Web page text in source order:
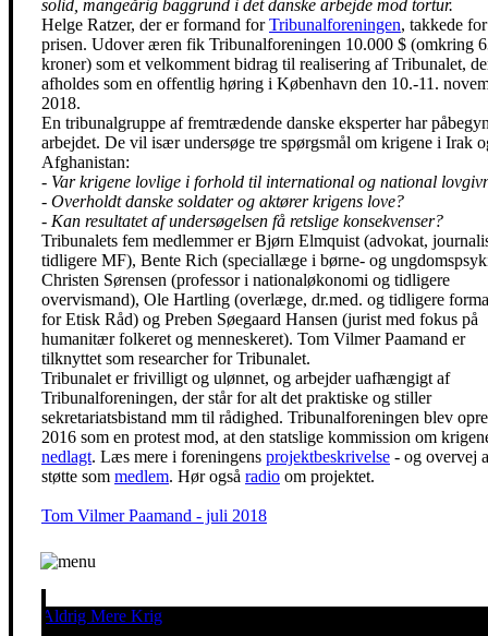
solid, mangeårig baggrund i det danske arbejde mod tortur.
Helge Ratzer, der er formand forTribunalforeningen, takkede for
prisen. Udover æren fik Tribunalforeningen 10.000 $ (omkring
kroner) som et velkomment bidrag til realisering af Tribunalet,
afholdes som en offentlig høring i København den 10.-11.
2018.
En tribunalgruppe af fremtrædende danske eksperter har
arbejdet. De vil især undersøge tre spørgsmål om krigene i Irak
Afghanistan:
- Var krigene lovlige i forhold til international og national
- Overholdt danske soldater og aktører krigens love?
- Kan resultatet af undersøgelsen få retslige konsekvenser?
Tribunalets fem medlemmer er Bjørn Elmquist (advokat,
tid­ligere MF), Bente Rich (speciallæge i børne- og
Christen Sørensen (professor i nationaløkonomi og tidligere
overvismand), Ole Hartling (overlæge, dr.med. og tidligere
for Etisk Råd) og Preben Søegaard Hansen (jurist med fokus på
humanitær folkeret og menneskeret). Tom Vilmer Paamand er
tilknyttet som researcher for Tribunalet.
Tribunalet er frivilligt og ulønnet, og arbejder uafhængigt af
Tribunalforeningen, der står for alt det praktiske og stiller
sekretariatsbistand mm til rådighed. Tribunalforeningen blev
2016 som en protest mod, at den statslige kommission om
nedlagt. Læs mere i foreningens projektbeskrivelse - og overvej
støtte som medlem. Hør også radio om projektet.
Tom Vilmer Paamand - juli 2018
Aldrig Mere Krig